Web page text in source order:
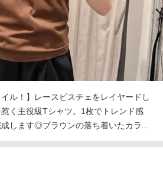
イル！】レースビスチェをレイヤードし
く主役級Tシャツ。1枚でトレンド感
します◎ブラウンの落ち着いたカラ...